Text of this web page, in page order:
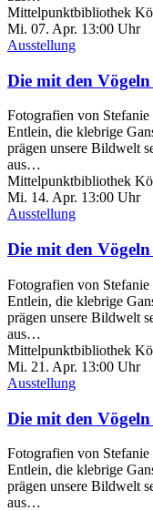
Mittelpunktbibliothek
Mi. 07. Apr. 13:00 Uhr
Ausstellung
Die mit den
Fotografien von
Entlein, die klebrige
prägen unsere Bildwelt
aus…
Mittelpunktbibliothek
Mi. 14. Apr. 13:00 Uhr
Ausstellung
Die mit den
Fotografien von
Entlein, die klebrige
prägen unsere Bildwelt
aus…
Mittelpunktbibliothek
Mi. 21. Apr. 13:00 Uhr
Ausstellung
Die mit den
Fotografien von
Entlein, die klebrige
prägen unsere Bildwelt
aus…